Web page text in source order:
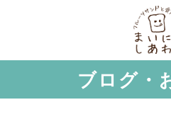
ブログ・